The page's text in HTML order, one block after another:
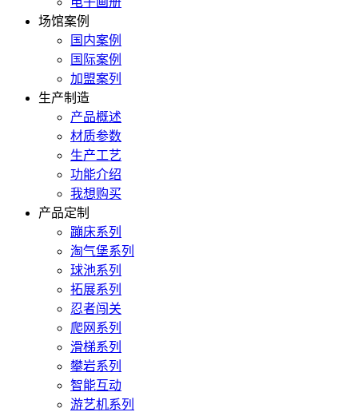
场馆案例
国内案例
国际案例
加盟案列
生产制造
产品概述
材质参数
生产工艺
功能介绍
我想购买
产品定制
蹦床系列
淘气堡系列
球池系列
拓展系列
忍者闯关
爬网系列
滑梯系列
攀岩系列
智能互动
游艺机系列